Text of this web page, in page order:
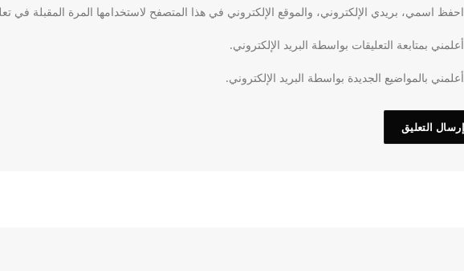
احفظ اسمي، بريدي الإلكتروني، والموقع الإلكتروني في هذا المتصفح لاستخدامها المرة المقبلة في
أعلمني بمتابعة التعليقات بواسطة البريد الإلكتروني.
أعلمني بالمواضيع الجديدة بواسطة البريد الإلكتروني.